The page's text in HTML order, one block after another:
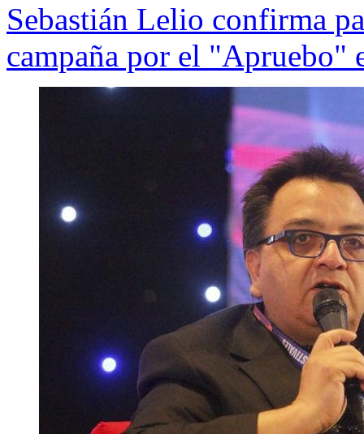
Sebastián Lelio confirma
campaña por el "Apruebo"